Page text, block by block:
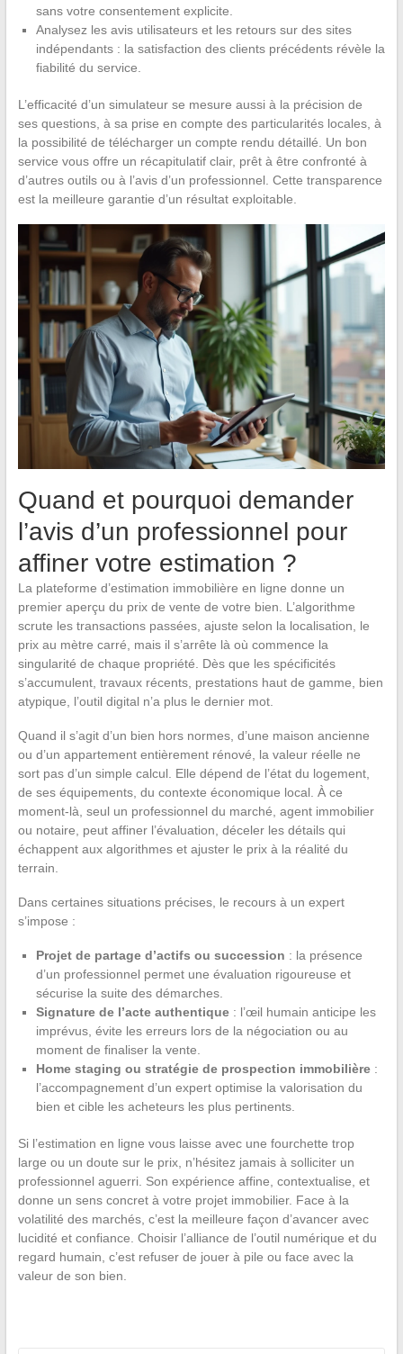
sans votre consentement explicite.
Analysez les avis utilisateurs et les retours sur des sites
indépendants : la satisfaction des clients précédents révèle la
fiabilité du service.
L’efficacité d’un simulateur se mesure aussi à la précision de
ses questions, à sa prise en compte des particularités locales, à
la possibilité de télécharger un compte rendu détaillé. Un bon
service vous offre un récapitulatif clair, prêt à être confronté à
d’autres outils ou à l’avis d’un professionnel. Cette transparence
est la meilleure garantie d’un résultat exploitable.
Quand et pourquoi demander
l’avis d’un professionnel pour
affiner votre estimation ?
La plateforme d’estimation immobilière en ligne donne un
premier aperçu du prix de vente de votre bien. L’algorithme
scrute les transactions passées, ajuste selon la localisation, le
prix au mètre carré, mais il s’arrête là où commence la
singularité de chaque propriété. Dès que les spécificités
s’accumulent, travaux récents, prestations haut de gamme, bien
atypique, l’outil digital n’a plus le dernier mot.
Quand il s’agit d’un bien hors normes, d’une maison ancienne
ou d’un appartement entièrement rénové, la valeur réelle ne
sort pas d’un simple calcul. Elle dépend de l’état du logement,
de ses équipements, du contexte économique local. À ce
moment-là, seul un professionnel du marché, agent immobilier
ou notaire, peut affiner l’évaluation, déceler les détails qui
échappent aux algorithmes et ajuster le prix à la réalité du
terrain.
Dans certaines situations précises, le recours à un expert
s’impose :
Projet de partage d’actifs ou succession : la présence
d’un professionnel permet une évaluation rigoureuse et
sécurise la suite des démarches.
Signature de l’acte authentique: l’œil humain anticipe les
imprévus, évite les erreurs lors de la négociation ou au
moment de finaliser la vente.
Home staging ou stratégie de prospection immobilière:
l’accompagnement d’un expert optimise la valorisation du
bien et cible les acheteurs les plus pertinents.
Si l’estimation en ligne vous laisse avec une fourchette trop
large ou un doute sur le prix, n’hésitez jamais à solliciter un
professionnel aguerri. Son expérience affine, contextualise, et
donne un sens concret à votre projet immobilier. Face à la
volatilité des marchés, c’est la meilleure façon d’avancer avec
lucidité et confiance. Choisir l’alliance de l’outil numérique et du
regard humain, c’est refuser de jouer à pile ou face avec la
valeur de son bien.